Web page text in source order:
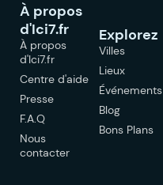
À propos
d'Ici7.fr
À propos
d'Ici7.fr
Centre d'aide
Presse
F.A.Q
Nous
contacter
Explorez
Villes
Lieux
Événements
Blog
Bons Plans